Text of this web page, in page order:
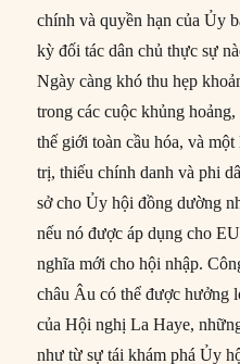
chính và quyền hạn của Ủy
kỳ đối tác dân chủ thực sự
Ngày càng khó thu hẹp
trong các cuộc khủng
thế giới toàn cầu hóa, và
trị, thiếu chính danh và phi
sở cho Ủy hội đồng dường
nếu nó được áp dụng cho
nghĩa mới cho hội nhập.
châu Âu có thể được hưởng
của Hội nghị La Haye,
như từ sự tái khám phá Ủy